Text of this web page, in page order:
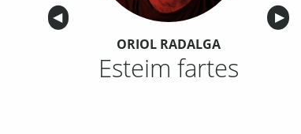
Anterior
◀︎ ▶︎
ORIOL RADALGA
Esteim fartes